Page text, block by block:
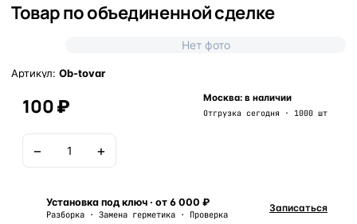
Товар по объединенной сделке
Нет фото
Артикул: Ob-tovar
100 ₽ Москва: в наличии
Отгрузка сегодня · 1000 шт
− +
Установка под ключ · от 6 000 ₽
Разборка · Замена герметика · Проверка
Записаться